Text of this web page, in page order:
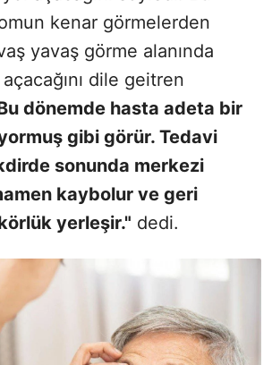
kenar görmelerden
yavaş görme alanında
dile geitren
dönemde hasta adeta bir
gibi görür. Tedavi
sonunda merkezi
kaybolur ve geri
yerleşir." dedi.